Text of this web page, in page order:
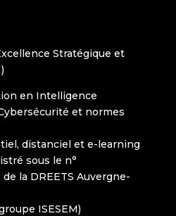
Stratégique et
en Intelligence
et normes
distanciel et e-learning
sous le n°
la DREETS Auvergne-
ISESEM)